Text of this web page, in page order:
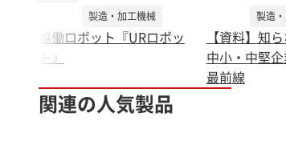
製造・加工機械
協働ロボット『URロボッ
ト』
製造
【資料】知
中小・中堅
最前線
関連の人気製品